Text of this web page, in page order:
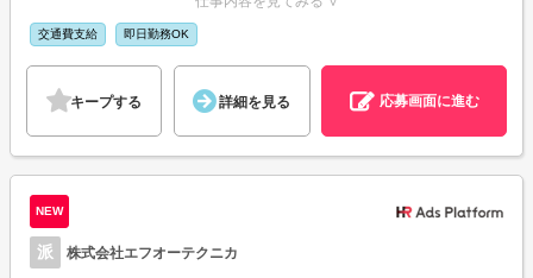
交通費支給 即日勤務OK
キープする 詳細を見る 応募画面に進む
NEW
派 株式会社エフオーテクニカ